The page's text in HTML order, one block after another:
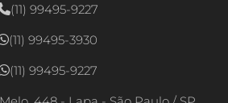
(11) 99495-9227
(11) 99495-3930
(11) 99495-9227